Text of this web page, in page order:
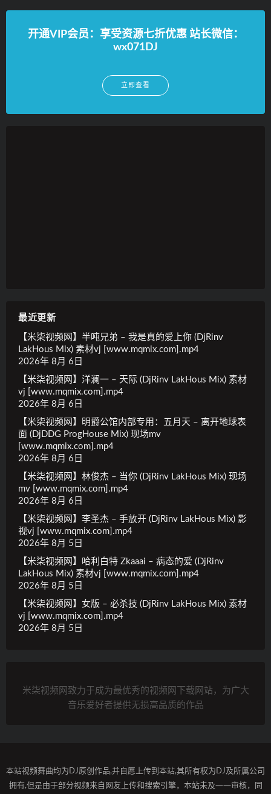
开通VIP会员：享受资源七折优惠 站长微信：
wx071DJ
立即查看
最近更新
【米柒视频网】半吨兄弟 – 我是真的爱上你 (DjRinv
LakHous Mix) 素材vj [www.mqmix.com].mp4
2026年 8月 6日
【米柒视频网】洋澜一 – 天际 (DjRinv LakHous Mix) 素材
vj [www.mqmix.com].mp4
2026年 8月 6日
【米柒视频网】明爵公馆内部专用：五月天 – 离开地球表
面 (DjDDG ProgHouse Mix) 现场mv
[www.mqmix.com].mp4
2026年 8月 6日
【米柒视频网】林俊杰 – 当你 (DjRinv LakHous Mix) 现场
mv [www.mqmix.com].mp4
2026年 8月 6日
【米柒视频网】李圣杰 – 手放开 (DjRinv LakHous Mix) 影
视vj [www.mqmix.com].mp4
2026年 8月 5日
【米柒视频网】哈利白特 Zkaaai – 病态的爱 (DjRinv
LakHous Mix) 素材vj [www.mqmix.com].mp4
2026年 8月 5日
【米柒视频网】女版 – 必杀技 (DjRinv LakHous Mix) 素材
vj [www.mqmix.com].mp4
2026年 8月 5日
米柒视频网致力于成为最优秀的视频网下载网站，为广大
音乐爱好者提供无损高品质的作品
本站视频舞曲均为DJ原创作品,并自愿上传到本站,其所有权为DJ及所属公司
拥有,但是由于部分视频来自网友上传和搜索引擎，本站未及一一审核，同